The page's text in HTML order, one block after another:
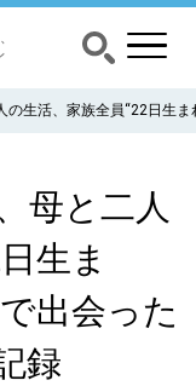
生活、家族全員“22日生
母と二人
生ま
出会った
録